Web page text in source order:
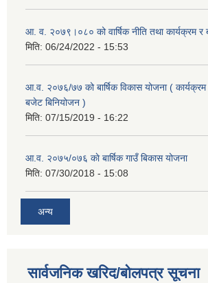
आ. व. २०७९।०८० को वार्षिक नीति तथा कार्यक्रम
मिति: 06/24/2022 - 15:53
आ.व. २०७६/७७ को बार्षिक विकास योजना ( कार्यक्रम
बजेट बिनियोजन )
मिति: 07/15/2019 - 16:22
आ.व. २०७५/०७६ काे बार्षिक गाउँ बिकास योजना
मिति: 07/30/2018 - 15:08
अन्य
सार्वजनिक खरिद/बोलपत्र सूचना